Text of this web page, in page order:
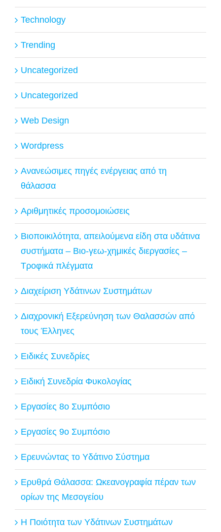
Technology
Trending
Uncategorized
Uncategorized
Web Design
Wordpress
Ανανεώσιμες πηγές ενέργειας από τη
θάλασσα
Αριθμητικές προσομοιώσεις
Βιοποικιλότητα, απειλούμενα είδη στα υδάτινα
συστήματα – Βιο-γεω-χημικές διεργασίες –
Τροφικά πλέγματα
Διαχείριση Υδάτινων Συστημάτων
Διαχρονική Εξερεύνηση των Θαλασσών από
τους Έλληνες
Ειδικές Συνεδρίες
Ειδική Συνεδρία Φυκολογίας
Εργασίες 8ο Συμπόσιο
Εργασίες 9ο Συμπόσιο
Ερευνώντας το Υδάτινο Σύστημα
Ερυθρά Θάλασσα: Ωκεανογραφία πέραν των
ορίων της Μεσογείου
Η Ποιότητα των Υδάτινων Συστημάτων